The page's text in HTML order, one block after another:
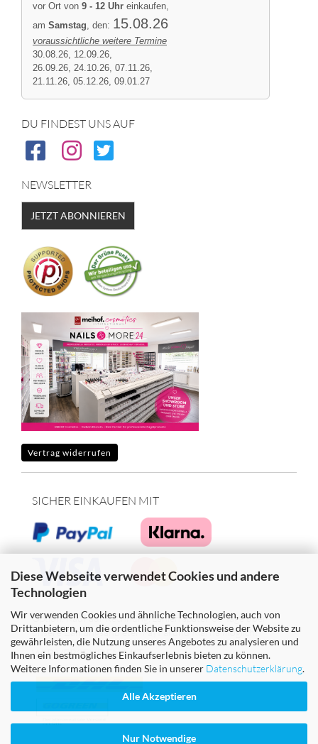
Diese Webseite verwendet Cookies und andere
Technologien
Wir verwenden Cookies und ähnliche Technologien, auch von
Drittanbietern, um die ordentliche Funktionsweise der Website zu
gewährleisten, die Nutzung unseres Angebotes zu analysieren und
Ihnen ein bestmögliches Einkaufserlebnis bieten zu können.
Weitere Informationen finden Sie in unserer Datenschutzerklärung.
Alle Akzeptieren
Nur Notwendige
vor Ort von 9 - 12 Uhr einkaufen,
am Samstag, den: 15.08.26
voraussichtliche weitere Termine
30.08.26, 12.09.26,
26.09.26, 24.10.26, 07.11.26,
21.11.26, 05.12.26, 09.01.27
DU FINDEST UNS AUF
NEWSLETTER
JETZT ABONNIEREN
Vertrag widerrufen
SICHER EINKAUFEN MIT
Option: Kauf auf Rechnung, zahlen später 30 Tage über
unsere Zahlungsanbieter PayPal und Klarna möglich!
WIR VERSENDEN MIT